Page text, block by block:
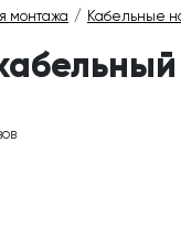
монтажа Кабельные